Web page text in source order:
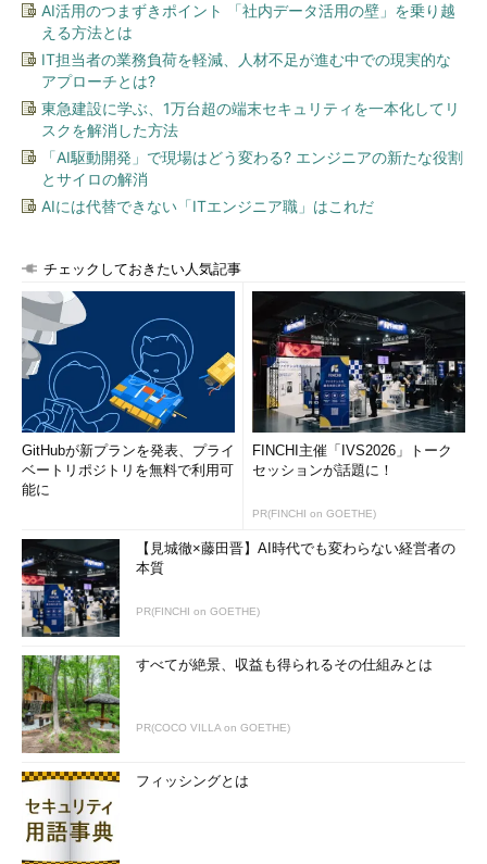
AI活用のつまずきポイント 「社内データ活用の壁」を乗り越
える方法とは
IT担当者の業務負荷を軽減、人材不足が進む中での現実的な
アプローチとは?
東急建設に学ぶ、1万台超の端末セキュリティを一本化してリ
スクを解消した方法
「AI駆動開発」で現場はどう変わる? エンジニアの新たな役割
とサイロの解消
AIには代替できない「ITエンジニア職」はこれだ
チェックしておきたい人気記事
GitHubが新プランを発表、プライ
ベートリポジトリを無料で利用可
能に
FINCHI主催「IVS2026」トーク
セッションが話題に！
PR(FINCHI on GOETHE)
【見城徹×藤田晋】AI時代でも変わらない経営者の
本質
PR(FINCHI on GOETHE)
すべてが絶景、収益も得られるその仕組みとは
PR(COCO VILLA on GOETHE)
フィッシングとは